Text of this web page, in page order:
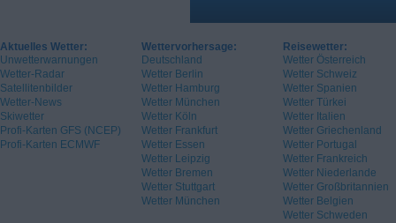
Aktuelles Wetter:
Unwetterwarnungen
Wetter-Radar
Satellitenbilder
Wetter-News
Skiwetter
Profi-Karten GFS (NCEP)
Profi-Karten ECMWF
Wettervorhersage:
Deutschland
Wetter Berlin
Wetter Hamburg
Wetter München
Wetter Köln
Wetter Frankfurt
Wetter Essen
Wetter Leipzig
Wetter Bremen
Wetter Stuttgart
Wetter München
Reisewetter:
Wetter Österreich
Wetter Schweiz
Wetter Spanien
Wetter Türkei
Wetter Italien
Wetter Griechenland
Wetter Portugal
Wetter Frankreich
Wetter Niederlande
Wetter Großbritannien
Wetter Belgien
Wetter Schweden